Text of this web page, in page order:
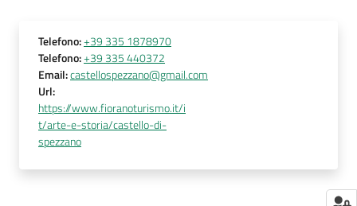
Telefono:+39 335 1878970
Telefono:+39 335 440372
Email:castellospezzano@gmail.com
Url:
https://www.fioranoturismo.it/i
t/arte-e-storia/castello-di-
spezzano